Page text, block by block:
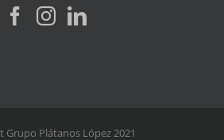
Grupo Plátanos López 2021